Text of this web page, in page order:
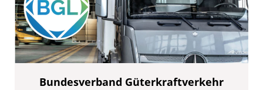
Bundesverband Güterkraftverkehr